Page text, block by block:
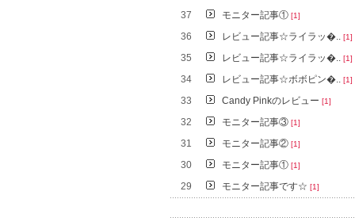
37 モニター記事① [1]
36 レビュー記事☆ライラッ�.. [1]
35 レビュー記事☆ライラッ�.. [1]
34 レビュー記事☆ボボピン�.. [1]
33 Candy Pinkのレビュー [1]
32 モニター記事③ [1]
31 モニター記事② [1]
30 モニター記事① [1]
29 モニター記事です☆ [1]